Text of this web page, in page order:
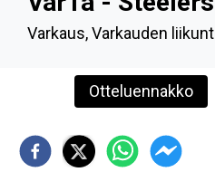
Varkaus, Varkauden
Otteluennakko